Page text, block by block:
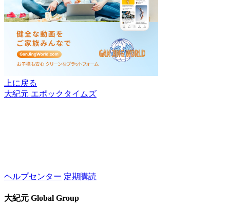
上に戻る
大紀元 エポックタイムズ
ヘルプセンター 定期購読
大紀元 Global Group